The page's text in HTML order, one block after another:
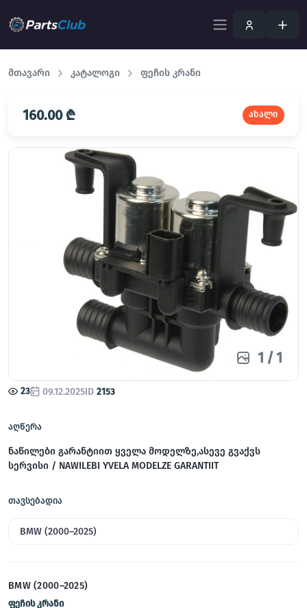
მთავარი კატალოგი ფეჩის კრანი
160.00 ₾ ახალი
1 /1
23 09.12.2025ID 2153
აღწერა
ნაწილები გარანტიით ყველა მოდელზე,ასევე გვაქვს
სერვისი / NAWILEBI YVELA MODELZE GARANTIIT
თავსებადია
BMW (2000–2025)
BMW (2000–2025)
ფეჩის კრანი